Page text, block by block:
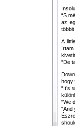
“S
az
A
“De
hogy
“It’s
“We
“And